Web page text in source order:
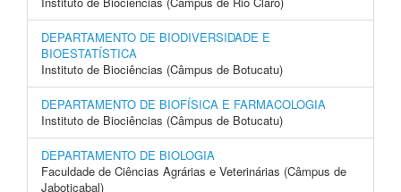
DEPARTAMENTO DE BIODIVERSIDADE E
BIOESTATÍSTICA
Instituto de Biociências (Câmpus de Botucatu)
DEPARTAMENTO DE BIOFÍSICA E FARMACOLOGIA
Instituto de Biociências (Câmpus de Botucatu)
DEPARTAMENTO DE BIOLOGIA
Faculdade de Ciências Agrárias e Veterinárias (Câmpus de
Jaboticabal)